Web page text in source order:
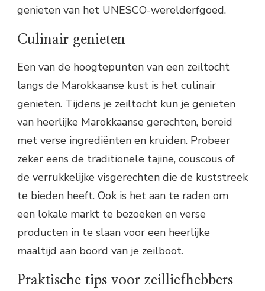
genieten van het UNESCO-werelderfgoed.
Culinair genieten
Een van de hoogtepunten van een zeiltocht
langs de Marokkaanse kust is het culinair
genieten. Tijdens je zeiltocht kun je genieten
van heerlijke Marokkaanse gerechten, bereid
met verse ingrediënten en kruiden. Probeer
zeker eens de traditionele tajine, couscous of
de verrukkelijke visgerechten die de kuststreek
te bieden heeft. Ook is het aan te raden om
een lokale markt te bezoeken en verse
producten in te slaan voor een heerlijke
maaltijd aan boord van je zeilboot.
Praktische tips voor zeilliefhebbers